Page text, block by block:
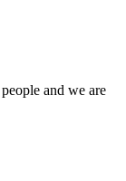
and we are